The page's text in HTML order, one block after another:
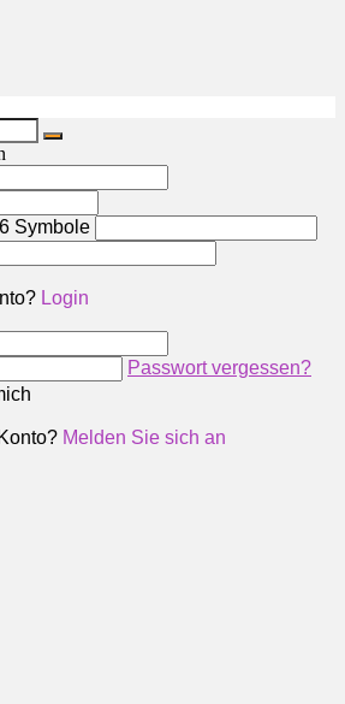
Symbole
Login
Passwort vergessen?
Melden Sie sich an